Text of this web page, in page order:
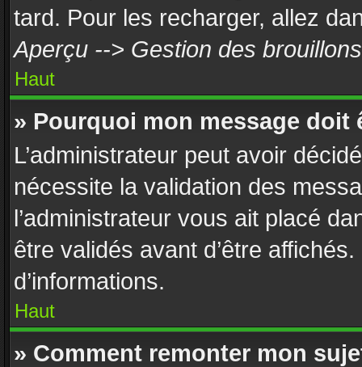
tard. Pour les recharger, allez
Aperçu --> Gestion des brouillons
Haut
» Pourquoi mon message doit
L’administrateur peut avoir
nécessite la validation des
l’administrateur vous ait placé
être validés avant d’être
d’informations.
Haut
» Comment remonter mon